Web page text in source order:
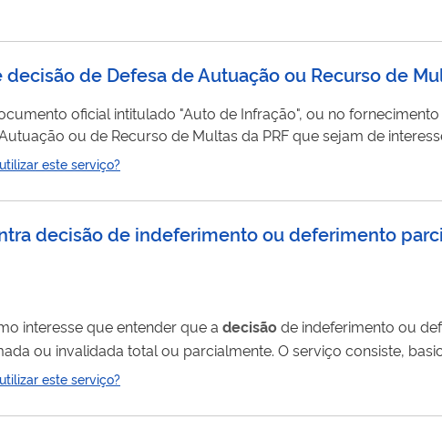
de Defesa de Autuação ou Recurso de
oficial intitulado "Auto de Infração", ou no
ou de Recurso de Multas da PRF que sejam de
ou sigilosas.
este serviço?
decisão de indeferimento ou deferimento
interesse que entender que a decisãode indeferimento ou
ou invalidada total ou parcialmente. O serviço consiste,
técnica, na emissão de parecer sobre a matéria suscitada e na
este serviço?